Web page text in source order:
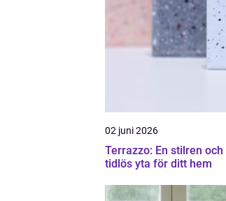
02 juni 2026
Terrazzo: En stilren och
tidlös yta för ditt hem